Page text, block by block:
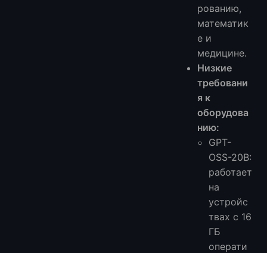
рованию,
математик
е и
медицине.
Низкие
требовани
я к
оборудова
нию:
GPT-
OSS-20B:
работает
на
устройс
твах с 16
ГБ
операти